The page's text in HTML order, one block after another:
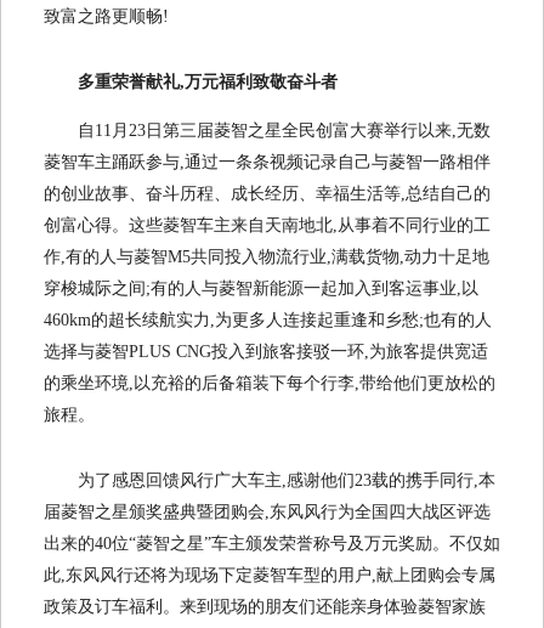
致富之路更顺畅!
多重荣誉献礼,万元福利致敬奋斗者
自11月23日第三届菱智之星全民创富大赛举行以来,无数
菱智车主踊跃参与,通过一条条视频记录自己与菱智一路相伴
的创业故事、奋斗历程、成长经历、幸福生活等,总结自己的
创富心得。这些菱智车主来自天南地北,从事着不同行业的工
作,有的人与菱智M5共同投入物流行业,满载货物,动力十足地
穿梭城际之间;有的人与菱智新能源一起加入到客运事业,以
460km的超长续航实力,为更多人连接起重逢和乡愁;也有的人
选择与菱智PLUS CNG投入到旅客接驳一环,为旅客提供宽适
的乘坐环境,以充裕的后备箱装下每个行李,带给他们更放松的
旅程。
为了感恩回馈风行广大车主,感谢他们23载的携手同行,本
届菱智之星颁奖盛典暨团购会,东风风行为全国四大战区评选
出来的40位“菱智之星”车主颁发荣誉称号及万元奖励。不仅如
此,东风风行还将为现场下定菱智车型的用户,献上团购会专属
政策及订车福利。来到现场的朋友们还能亲身体验菱智家族